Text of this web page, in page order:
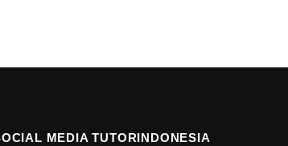
MEDIA TUTORINDONESIA